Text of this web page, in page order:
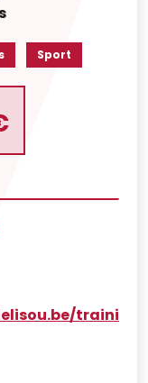
Sport
traini